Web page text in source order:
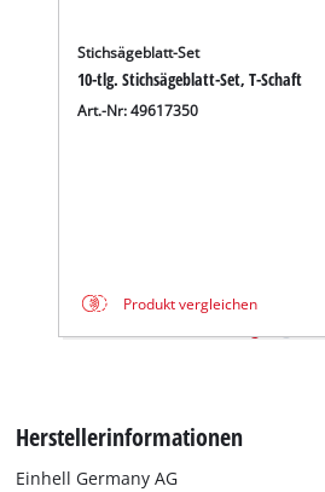
Stichsägeblatt-Set
10-tlg. Stichsägeblatt-Set, T-Schaft
Art.-Nr: 49617350
Produkt vergleichen
Herstellerinformationen
Einhell Germany AG